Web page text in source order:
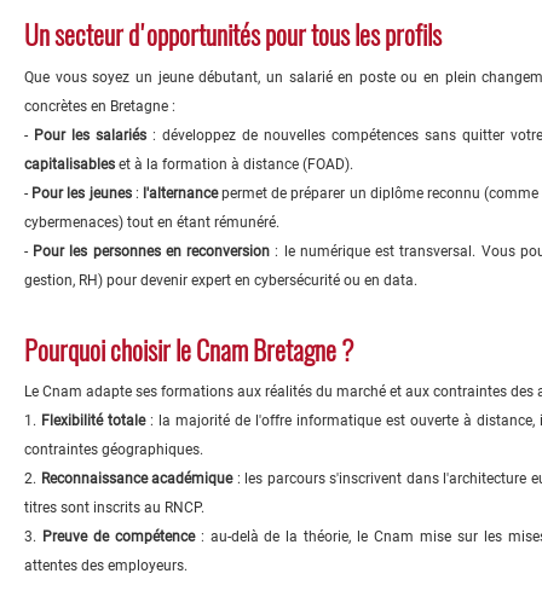
Un secteur d'opportunités pour tous les profils
Que vous soyez un jeune débutant, un salarié en poste ou en plein
concrètes en Bretagne :
- Pour les salariés : développez de nouvelles compétences sans quitter
capitalisables et à la formation à distance (FOAD).
- Pour les jeunes: l'alternancepermet de préparer un diplôme reconnu
cybermenaces) tout en étant rémunéré.
- Pour les personnes en reconversion : le numérique est transversal. Vous
gestion, RH) pour devenir expert en cybersécurité ou en data.
Pourquoi choisir le Cnam Bretagne ?
Le Cnam adapte ses formations aux réalités du marché et aux contraintes des
1. Flexibilité totale: la majorité de l'offre informatique est ouverte à
contraintes géographiques.
2. Reconnaissance académique: les parcours s'inscrivent dans l'architecture
titres sont inscrits au RNCP.
3. Preuve de compétence: au-delà de la théorie, le Cnam mise sur les
attentes des employeurs.